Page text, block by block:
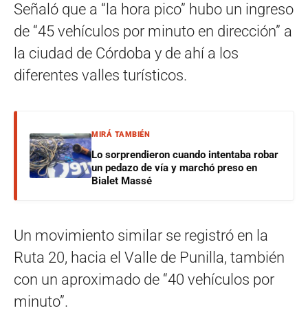
Señaló que a “la hora pico” hubo un ingreso
de “45 vehículos por minuto en dirección” a
la ciudad de Córdoba y de ahí a los
diferentes valles turísticos.
MIRÁ TAMBIÉN
Lo sorprendieron cuando intentaba robar
un pedazo de vía y marchó preso en
Bialet Massé
Un movimiento similar se registró en la
Ruta 20, hacia el Valle de Punilla, también
con un aproximado de “40 vehículos por
minuto”.